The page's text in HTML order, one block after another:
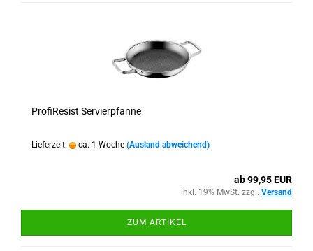
ProfiResist Servierpfanne
Lieferzeit: ca. 1 Woche (Ausland abweichend)
ab 99,95 EUR
inkl. 19% MwSt. zzgl. Versand
ZUM ARTIKEL